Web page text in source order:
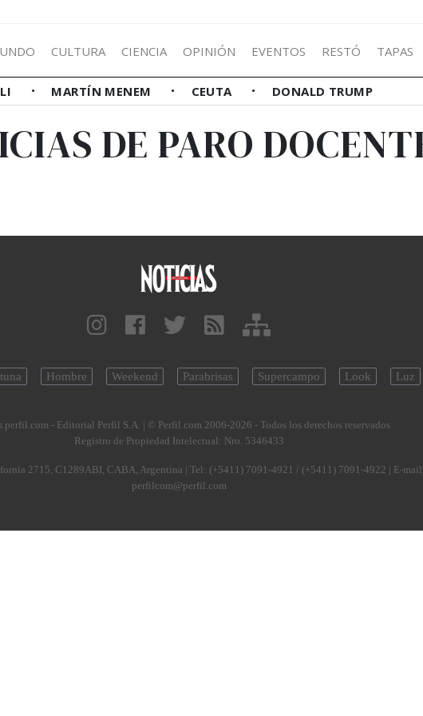
CULTURA CIENCIA OPINIÓN EVENTOS RESTÓ TAPAS
MARTÍN MENEM CEUTA DONALD TRUMP
DE PARO
Hombre Weekend Parabrisas Supercampo Look Luz
- Editorial Perfil S.A. | © Perfil.com 2006-2026 - Todos los derechos reservados
Registro de Propiedad Intelectual: Nro. 5346433
2715, C1289ABI, CABA, Argentina | Tel: (+5411) 7091-4921 / (+5411) 7091-4922 | E-mail:
perfilcom@perfil.com